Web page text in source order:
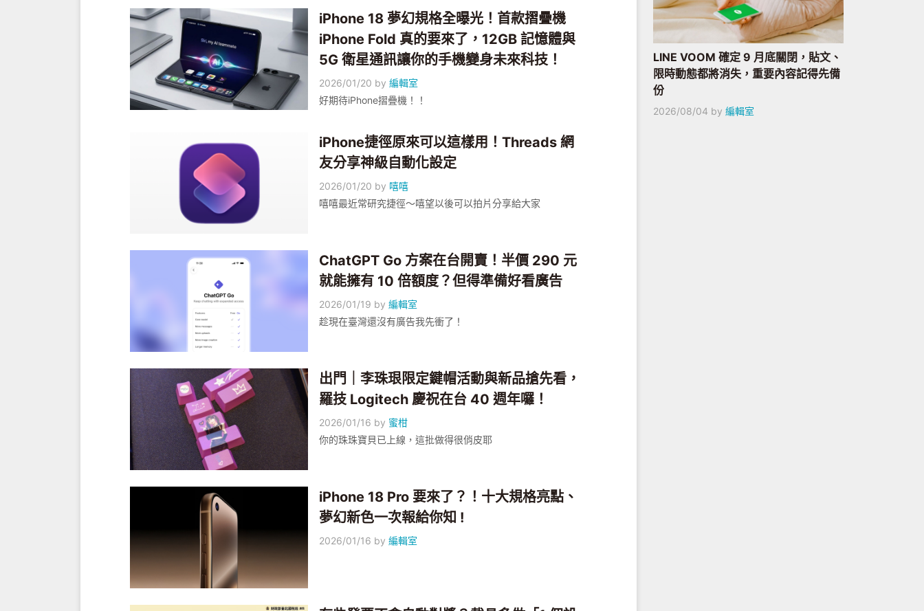
iPhone 18 夢幻規格全曝光！首款摺疊機
iPhone Fold 真的要來了，12GB 記憶體與
5G 衛星通訊讓你的手機變身未來科技！
2026/01/20 by編輯室
好期待iPhone摺疊機！！
iPhone捷徑原來可以這樣用！Threads 網
友分享神級自動化設定
2026/01/20 by 嘻嘻
嘻嘻最近常研究捷徑～嘻望以後可以拍片分享給大家
ChatGPT Go 方案在台開賣！半價 290 元
就能擁有 10 倍額度？但得準備好看廣告
2026/01/19 by編輯室
趁現在臺灣還沒有廣告我先衝了！
出門｜李珠珢限定鍵帽活動與新品搶先看，
羅技 Logitech 慶祝在台 40 週年囉！
2026/01/16 by 蜜柑
你的珠珠寶貝已上線，這批做得很俏皮耶
iPhone 18 Pro 要來了？！十大規格亮點、
夢幻新色一次報給你知 !
2026/01/16 by編輯室
LINE VOOM 確定 9 月底關閉，貼文、
限時動態都將消失，重要內容記得先備
份
2026/08/04 by 編輯室